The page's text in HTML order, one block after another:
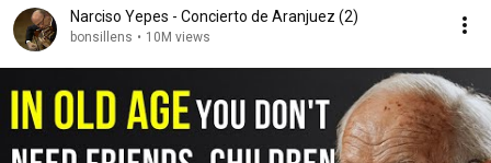
Narciso Yepes - Concierto de Aranjuez (2)
bonsillens • 10M views